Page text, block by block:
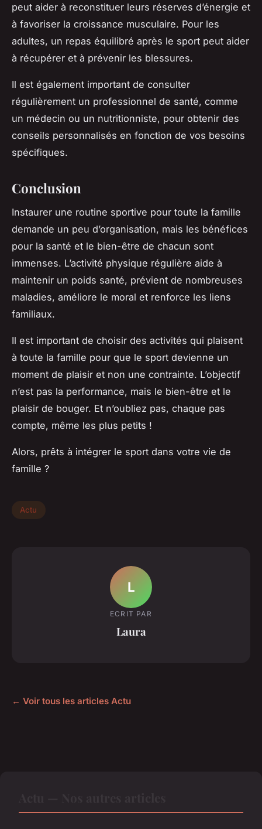
peut aider à reconstituer leurs réserves d’énergie et
à favoriser la croissance musculaire. Pour les
adultes, un repas équilibré après le sport peut aider
à récupérer et à prévenir les blessures.
Il est également important de consulter
régulièrement un professionnel de santé, comme
un médecin ou un nutritionniste, pour obtenir des
conseils personnalisés en fonction de vos besoins
spécifiques.
Conclusion
Instaurer une routine sportive pour toute la famille
demande un peu d’organisation, mais les bénéfices
pour la santé et le bien-être de chacun sont
immenses. L’activité physique régulière aide à
maintenir un poids santé, prévient de nombreuses
maladies, améliore le moral et renforce les liens
familiaux.
Il est important de choisir des activités qui plaisent
à toute la famille pour que le sport devienne un
moment de plaisir et non une contrainte. L’objectif
n’est pas la performance, mais le bien-être et le
plaisir de bouger. Et n’oubliez pas, chaque pas
compte, même les plus petits !
Alors, prêts à intégrer le sport dans votre vie de
famille ?
Actu
L
ECRIT PAR
Laura
← Voir tous les articles Actu